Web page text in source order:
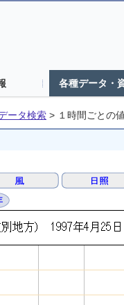
各種データ・
ータ検索 > １時間ごとの